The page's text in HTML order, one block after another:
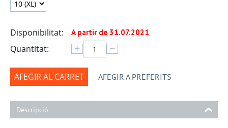
Disponibilitat: A partir de 31.07.2021
Quantitat: + −
AFEGIR AL CARRET AFEGIR A PREFERITS
Descripció